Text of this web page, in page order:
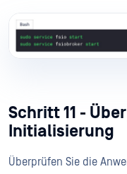
Schritt 11 -
Initialisierung
Überprüfen Sie die